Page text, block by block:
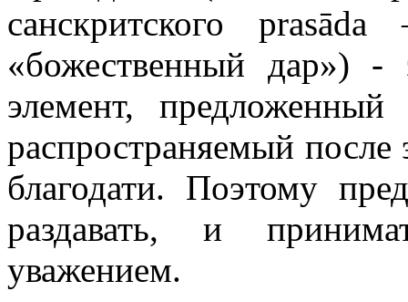
санскритского
«божественный дар»)
элемент,
распространяемый после
благодати. Поэтому
раздавать, и
уважением.